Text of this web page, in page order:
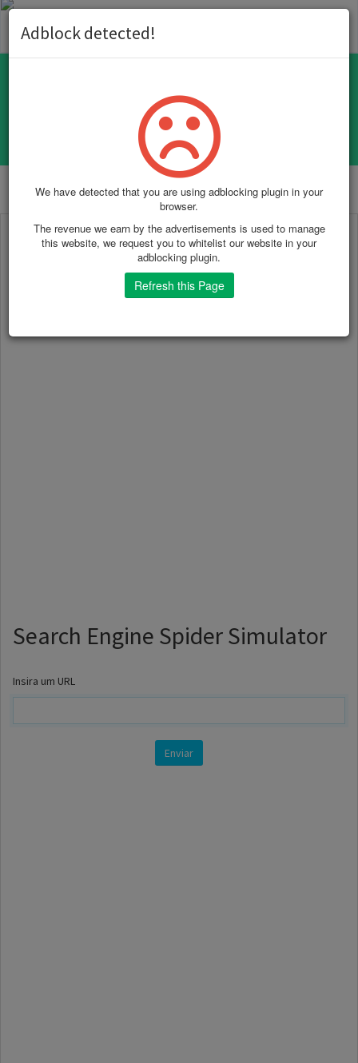
Search Engine Spider Simulator
Search Engine Spider Simulator
Insira um URL
Adblock detected!
We have detected that you are using adblocking plugin in your
browser.
The revenue we earn by the advertisements is used to manage
this website, we request you to whitelist our website in your
adblocking plugin.
Refresh this Page